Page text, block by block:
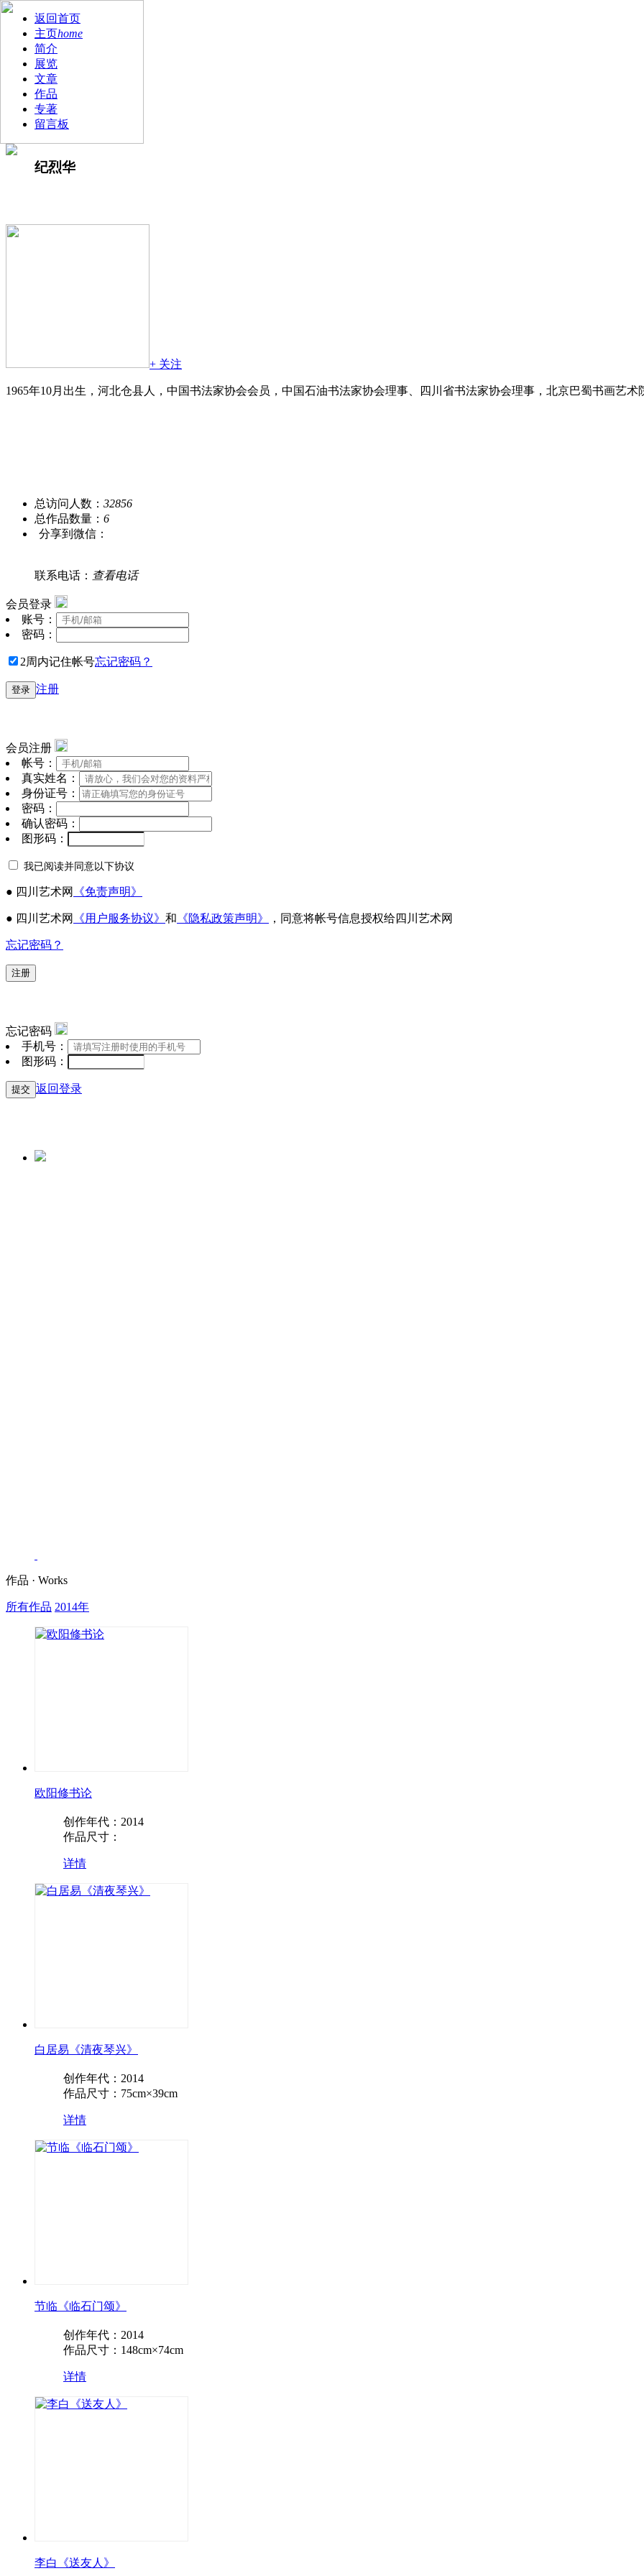
返回首页
主页home
简介
展览
文章
作品
专著
留言板
纪烈华
+ 关注
1965年10月出生，河北仓县人，中国书法家协会会员，中国石油书法家协会理事、四川省书法家协会理事，北京巴蜀书画艺术
总访问人数： 32856
总作品数量： 6
分享到微信：
联系电话： 查看电话
会员登录
账号：
密码：
2周内记住帐号忘记密码？
登录 注册
会员注册
帐号：
真实姓名：
身份证号：
密码：
确认密码：
图形码：
我已阅读并同意以下协议
● 四川艺术网 《免责声明》
● 四川艺术网 《用户服务协议》 和 《隐私政策声明》 ，同意将帐号信息授权给四川艺术网
忘记密码？
注册
忘记密码
手机号：
图形码：
提交 返回登录
作品 · Works
所有作品 2014年
欧阳修书论
创作年代：2014
作品尺寸：
详情
白居易《清夜琴兴》
创作年代：2014
作品尺寸：75cm×39cm
详情
节临《临石门颂》
创作年代：2014
作品尺寸：148cm×74cm
详情
李白《送友人》